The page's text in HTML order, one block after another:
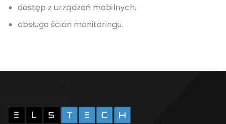
dostęp z urządzeń mobilnych.
obsługa ścian monitoringu.